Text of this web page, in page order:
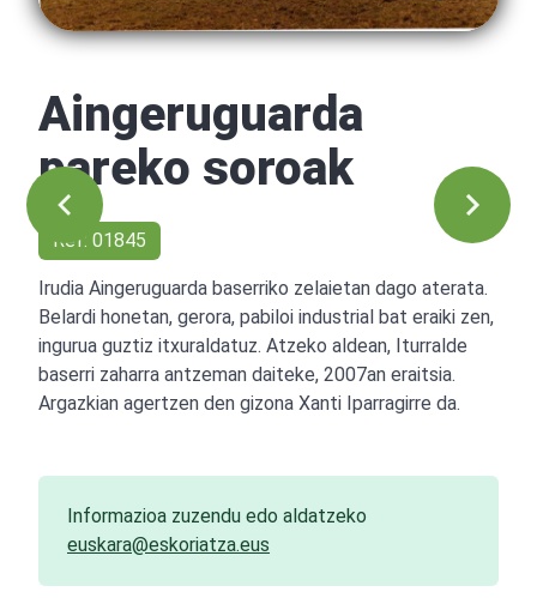
Aingeruguarda
pareko soroak
Ref: 01845
Irudia Aingeruguarda baserriko zelaietan dago aterata.
Belardi honetan, gerora, pabiloi industrial bat eraiki zen,
ingurua guztiz itxuraldatuz. Atzeko aldean, Iturralde
baserri zaharra antzeman daiteke, 2007an eraitsia.
Argazkian agertzen den gizona Xanti Iparragirre da.
Informazioa zuzendu edo aldatzeko
euskara@eskoriatza.eus